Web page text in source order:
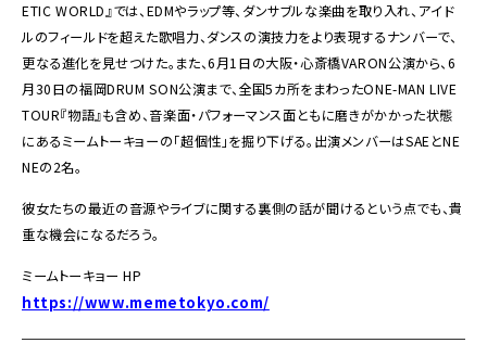
ETIC WORLD』では、EDMやラップ等、ダンサブルな楽曲を取り入れ、アイド
ルのフィールドを超えた歌唱力、ダンスの演技力をより表現するナンバーで、
更なる進化を見せつけた。また、6月1日の大阪・心斎橋VARON公演から、6
月30日の福岡DRUM SON公演まで、全国5カ所をまわったONE-MAN LIVE
TOUR『物語』も含め、音楽面・パフォーマンス面ともに磨きがかかった状態
にあるミームトーキョーの「超個性」を掘り下げる。出演メンバーはSAEとNE
NEの2名。
彼女たちの最近の音源やライブに関する裏側の話が聞けるという点でも、貴
重な機会になるだろう。
ミームトーキョー HP
https://www.memetokyo.com/